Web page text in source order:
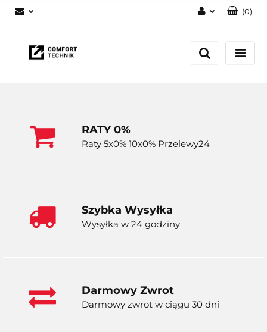
Zaloguj się
Zarejestruj się
(0)
RATY 0%
Raty 5x0% 10x0% Przelewy24
Szybka Wysyłka
Wysyłka w 24 godziny
Darmowy Zwrot
Darmowy zwrot w ciągu 30 dni